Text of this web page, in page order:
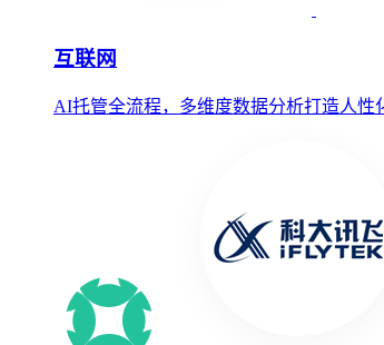
互联网
AI托管全流程，多维度数据分析打造人性